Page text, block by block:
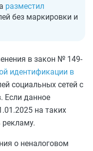
разместил
без маркировки и
в закон № 149-
идентификации в
социальных сетей с
Если данное
на таких
о неналоговом